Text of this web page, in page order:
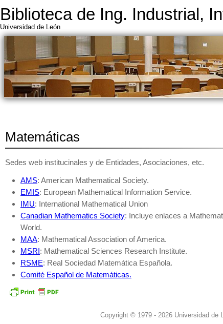
Biblioteca de Ing. Industrial,
Universidad de León
Matemáticas
Sedes web institucinales y de Entidades, Asociaciones, etc.
AMS: American Mathematical Society.
EMIS: European Mathematical Information Service.
IMU: International Mathematical Union
Canadian Mathematics Society: Incluye enlaces a
World.
MAA: Mathematical Association of America.
MSRI: Mathematical Sciences Research Institute.
RSME: Real Sociedad Matemática Española.
Comité Español de Matemáticas.
Copyright © 1979 - 2026 Universidad de